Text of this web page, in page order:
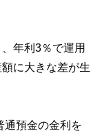
年利3％で運用
に大きな差が生
通預金の金利を